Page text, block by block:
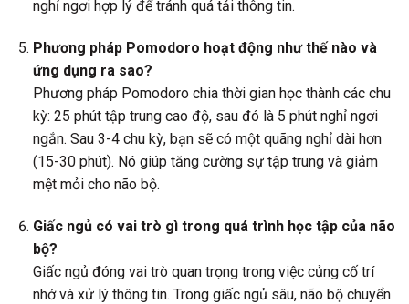
nghỉ ngơi hợp lý để tránh quá tải thông tin.
Phương pháp Pomodoro hoạt động như thế nào và
ứng dụng ra sao?
Phương pháp Pomodoro chia thời gian học thành các chu
kỳ: 25 phút tập trung cao độ, sau đó là 5 phút nghỉ ngơi
ngắn. Sau 3-4 chu kỳ, bạn sẽ có một quãng nghỉ dài hơn
(15-30 phút). Nó giúp tăng cường sự tập trung và giảm
mệt mỏi cho não bộ.
Giấc ngủ có vai trò gì trong quá trình học tập của não
bộ?
Giấc ngủ đóng vai trò quan trọng trong việc củng cố trí
nhớ và xử lý thông tin. Trong giấc ngủ sâu, não bộ chuyển